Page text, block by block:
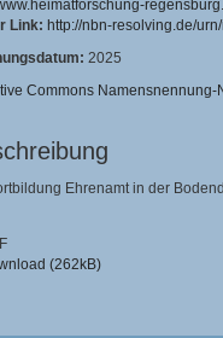
Link: http://nbn-resolving.de/
2025
Commons
Ehrenamt in der
(262kB)